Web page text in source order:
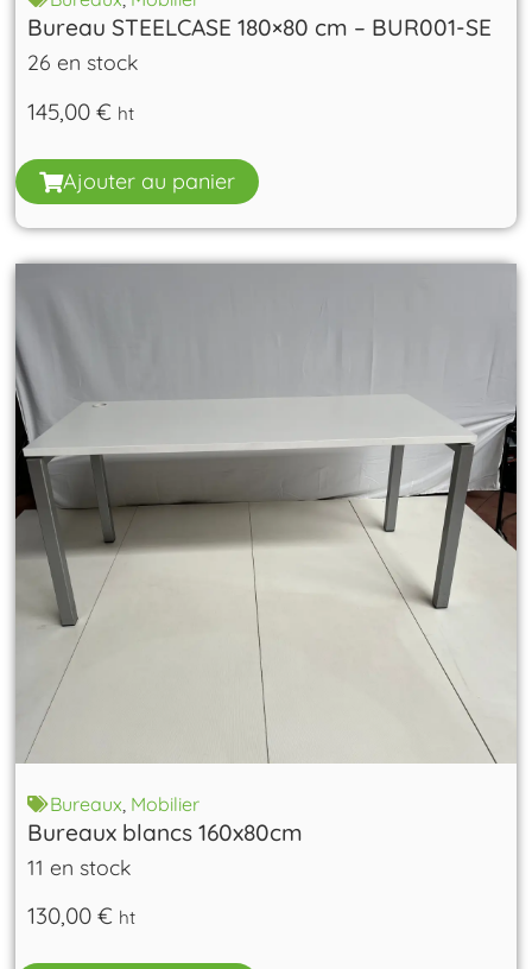
Bureau STEELCASE 180×80 cm – BUR001-SE
26 en stock
145,00€ ht
Ajouter au panier
Bureaux Mobilier
Bureaux blancs 160x80cm
11 en stock
130,00€ ht